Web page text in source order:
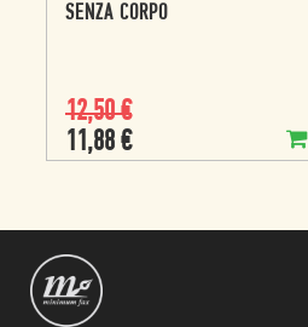
SENZA CORPO
12,50€
11,88 €